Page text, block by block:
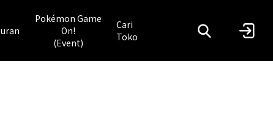
Pokémon Game
On!
(Event)
Cari
Toko